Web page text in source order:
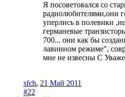
Я посоветовался со
радиолюбителями,они
уперлись в полевики
германевые
700... они как бы
лавинном режиме",
мне не извесны С
sfch, 21 Май 2011
#22